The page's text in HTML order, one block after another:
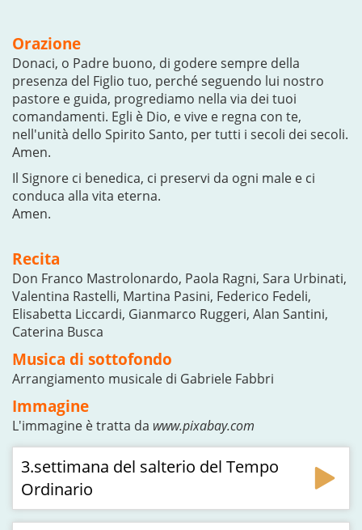
Orazione
Donaci, o Padre buono, di godere sempre della
presenza del Figlio tuo, perché seguendo lui nostro
pastore e guida, progrediamo nella via dei tuoi
comandamenti. Egli è Dio, e vive e regna con te,
nell'unità dello Spirito Santo, per tutti i secoli dei secoli.
Amen.
Il Signore ci benedica, ci preservi da ogni male e ci
conduca alla vita eterna.
Amen.
Recita
Don Franco Mastrolonardo, Paola Ragni, Sara Urbinati,
Valentina Rastelli, Martina Pasini, Federico Fedeli,
Elisabetta Liccardi, Gianmarco Ruggeri, Alan Santini,
Caterina Busca
Musica di sottofondo
Arrangiamento musicale di Gabriele Fabbri
Immagine
L'immagine è tratta da www.pixabay.com
3.settimana del salterio del Tempo
Ordinario